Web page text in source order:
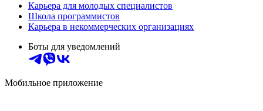
Карьера для молодых специалистов
Школа программистов
Карьера в некоммерческих организациях
Боты для уведомлений
Мобильное приложение